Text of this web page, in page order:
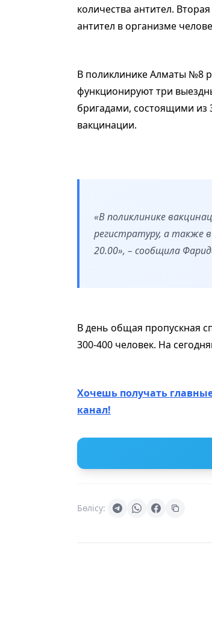
количества антител.
антител в организме
В поликлинике Алматы №8
функционируют три
бригадами, состоящими
вакцинации.
«В поликлинике
регистратуру, а также
20.00», – сообщила
В день общая пропускная
300-400 человек. На
Хочешь получать
канал!
Бөлісу: